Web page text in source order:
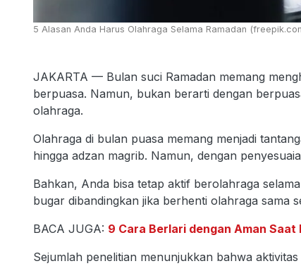
5 Alasan Anda Harus Olahraga Selama Ramadan
JAKARTA — Bulan suci Ramadan memang
berpuasa. Namun, bukan berarti dengan
olahraga.
Olahraga di bulan puasa memang menjadi
hingga adzan magrib. Namun, dengan
Bahkan, Anda bisa tetap aktif berolahraga
bugar dibandingkan jika berhenti olahraga sama
BACA JUGA: 9 Cara Berlari dengan Aman Saat
Sejumlah penelitian menunjukkan bahwa